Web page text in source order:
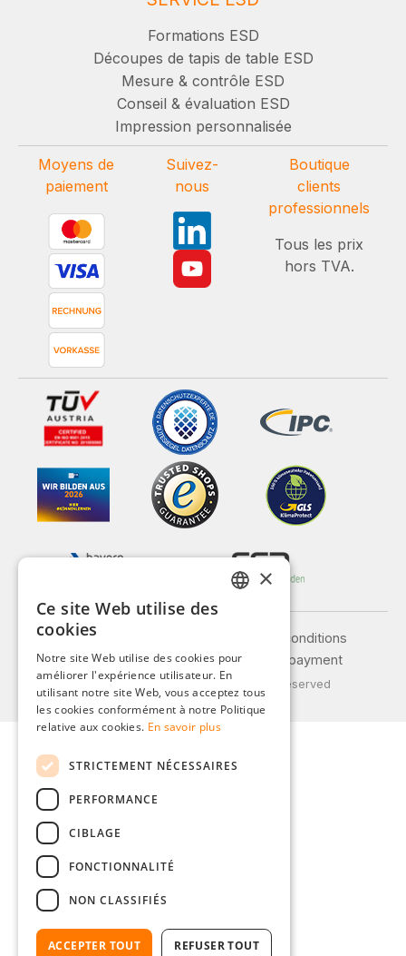
Formations ESD
Découpes de tapis de table ESD
Mesure & contrôle ESD
Conseil & évaluation ESD
Impression personnalisée
Moyens de
paiement
Suivez-
nous
Boutique
clients
professionnels
Tous les prix
hors TVA.
Legal notice
General terms and conditions
Privacy policy
Shipping and payment
© 2026 Weidinger GmbH, All Rights Reserved
ITALIAN
POLISH
×
Ce site Web utilise des
cookies
Notre site Web utilise des cookies pour
améliorer l'expérience utilisateur. En
utilisant notre site Web, vous acceptez tous
les cookies conformément à notre Politique
relative aux cookies. En savoir plus
STRICTEMENT NÉCESSAIRES
PERFORMANCE
CIBLAGE
FONCTIONNALITÉ
NON CLASSIFIÉS
ACCEPTER TOUT REFUSER TOUT